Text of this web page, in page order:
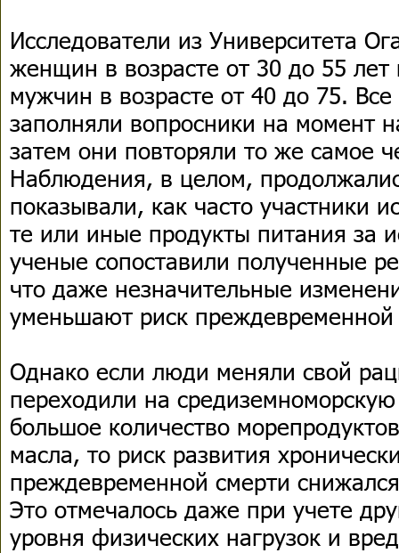
Исследователи из Университета
женщин в возрасте от 30 до 55 лет
мужчин в возрасте от 40 до 75.
заполняли вопросники на момент
затем они повторяли то же самое
Наблюдения, в целом,
показывали, как часто участники
те или иные продукты питания за
ученые сопоставили полученные
что даже незначительные
уменьшают риск преждевременной
Однако если люди меняли свой
переходили на
большое количество
масла, то риск развития
преждевременной смерти
Это отмечалось даже при учете
уровня физических нагрузок и